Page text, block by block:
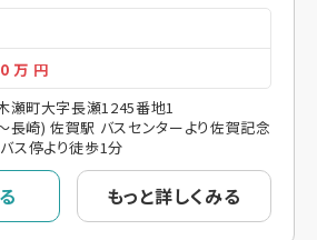
万 円
瀬町大字長瀬1245番地1
長崎) 佐賀駅 バスセンターより佐賀記念
ス停より徒歩1分
もっと詳しくみる